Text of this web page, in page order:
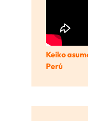
Keiko
Perú